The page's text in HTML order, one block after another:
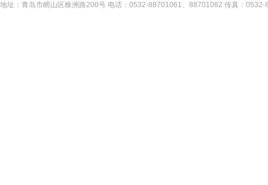
地址：青岛市崂山区株洲路200号 电话：0532-88701061、88701062 传真：